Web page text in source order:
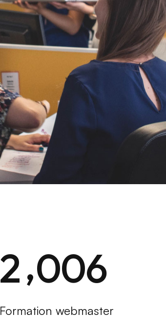
2,006
Formation webmaster